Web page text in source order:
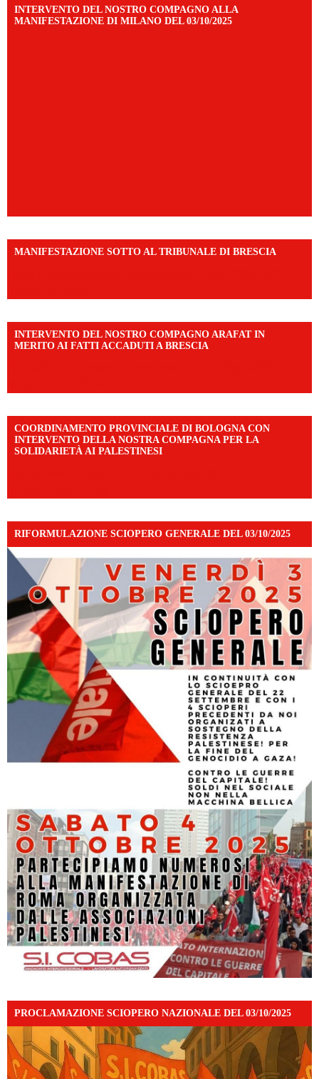
INTERVENTO DEL NOSTRO COMPAGNO ALLA
MANIFESTAZIONE DI MILANO DEL 03/10/2025
MANIFESTAZIONE SOTTO AL TRIBUNALE DI BRESCIA
INTERVENTO DEL NOSTRO COMPAGNO ARAFAT IN
MERITO AI FATTI ACCADUTI A BRESCIA
COORDINAMENTO PROVINCIALE DI BOLOGNA CON
INTERVENTO DELLA NOSTRA COMPAGNA PER LA
SOLIDARIETÀ AI PALESTINESI
RIFORMULAZIONE SCIOPERO GENERALE DEL 03/10/2025
PROCLAMAZIONE SCIOPERO NAZIONALE DEL 03/10/2025